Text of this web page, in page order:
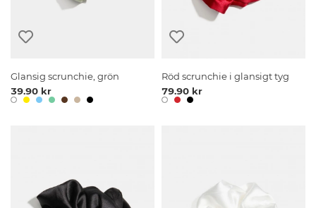
Glansig scrunchie, grön
39.90 kr
Röd scrunchie i glansigt tyg
79.90 kr